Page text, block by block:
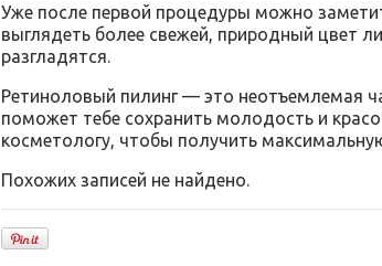
Уже после первой процедуры можно
выглядеть более свежей, природный цвет
разгладятся.
Ретиноловый пилинг — это неотъемлемая
поможет тебе сохранить молодость и
косметологу, чтобы получить
Похожих записей не найдено.